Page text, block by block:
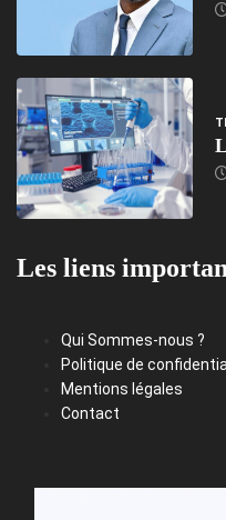
Les liens
Qui Sommes-nous ?
Politique de
Mentions légales
Contact